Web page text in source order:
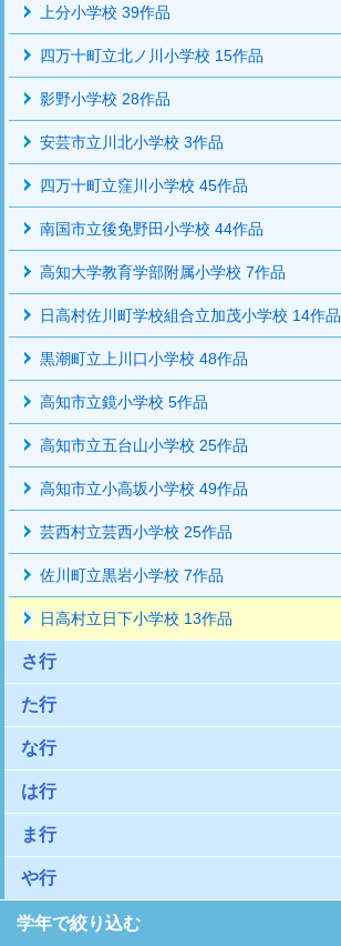
上分小学校 39作品
四万十町立北ノ川小学校 15作品
影野小学校 28作品
安芸市立川北小学校 3作品
四万十町立窪川小学校 45作品
南国市立後免野田小学校 44作品
高知大学教育学部附属小学校 7作品
日高村佐川町学校組合立加茂小学校 14作品
黒潮町立上川口小学校 48作品
高知市立鏡小学校 5作品
高知市立五台山小学校 25作品
高知市立小高坂小学校 49作品
芸西村立芸西小学校 25作品
佐川町立黒岩小学校 7作品
日高村立日下小学校 13作品
さ行
た行
な行
は行
ま行
や行
学年で絞り込む